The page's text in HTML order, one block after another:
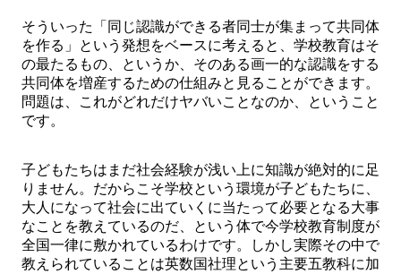
そういった「同じ認識ができる者同士が集まって共同体
を作る」という発想をベースに考えると、学校教育はそ
の最たるもの、というか、そのある画一的な認識をする
共同体を増産するための仕組みと見ることができます。
問題は、これがどれだけヤバいことなのか、ということ
です。
子どもたちはまだ社会経験が浅い上に知識が絶対的に足
りません。だからこそ学校という環境が子どもたちに、
大人になって社会に出ていくに当たって必要となる大事
なことを教えているのだ、という体で今学校教育制度が
全国一律に敷かれているわけです。しかし実際その中で
教えられていることは英数国社理という主要五教科に加